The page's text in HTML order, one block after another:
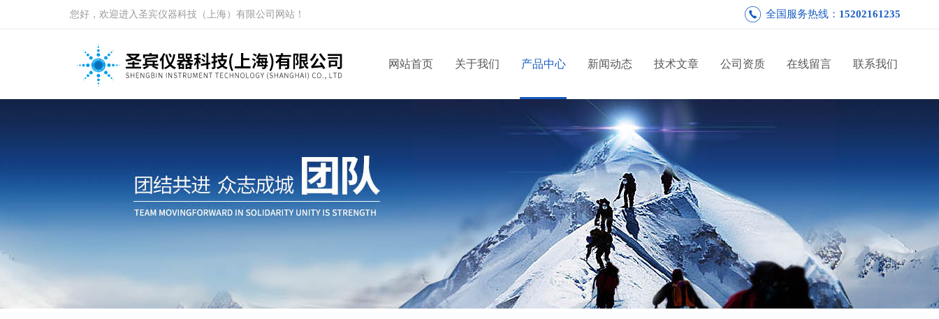
您好，欢迎进入圣宾仪器科技（上海）有限公司网站！ 全国服务热线： 15202161235
网站首页 关于我们 产品中心 新闻动态 技术文章 公司资质 在线留言 联系我们